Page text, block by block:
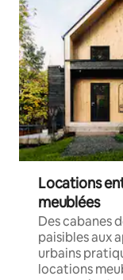
Locations
meublées
Des cabanes
paisibles aux
urbains
locations